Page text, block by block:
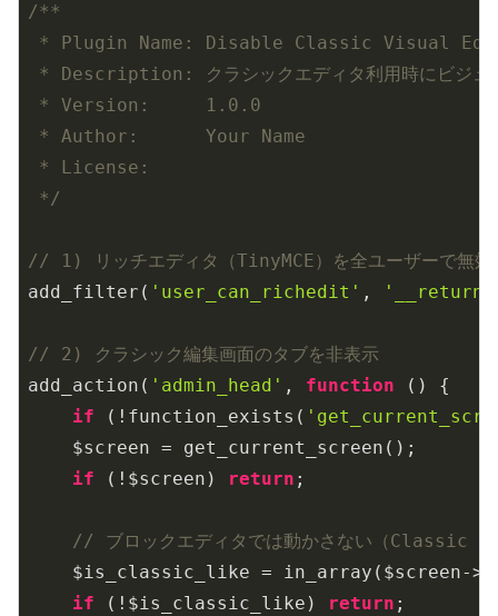
/**
* Plugin Name: Disable Classic Visual
* Description: クラシックエディタ利用時にビジュア
* Version:     1.0.0
* Author:      Your Name
* License:
*/
// 1) リッチエディタ（TinyMCE）を全ユーザーで無効
add_filter( 'user_can_richedit' ,
// 2) クラシック編集画面のタブを非表示
add_action( 'admin_head' , function ()
{
if (!function_exists(
    $screen = get_current_screen();
if (!$screen) return ;
// ブロックエディタでは動かさない（Classic
$is_classic_like = in_array($screen-
if (!$is_classic_like) return ;